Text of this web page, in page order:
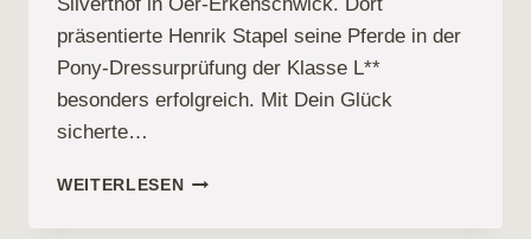
präsentierte Henrik Stapel seine Pferde in der
Pony-Dressurprüfung der Klasse L**
besonders erfolgreich. Mit Dein Glück
sicherte…
WEITERLESENMIT
ERFOLGEN